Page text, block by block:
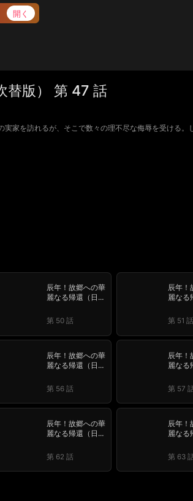
開く
替版） 第 47 話
家を訪れるが、そこで数々の理不尽な侮辱を受ける
辰年！故郷への華
麗なる帰還（日本
第 50 話
辰年！
麗なる
第 51 話
辰年！故郷への華
麗なる帰還（日本
第 56 話
辰年！
麗なる
第 57
辰年！故郷への華
麗なる帰還（日本
第 62 話
辰年！
麗なる
第 63